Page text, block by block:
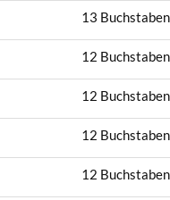
13 Buchstaben
12 Buchstaben
12 Buchstaben
12 Buchstaben
12 Buchstaben